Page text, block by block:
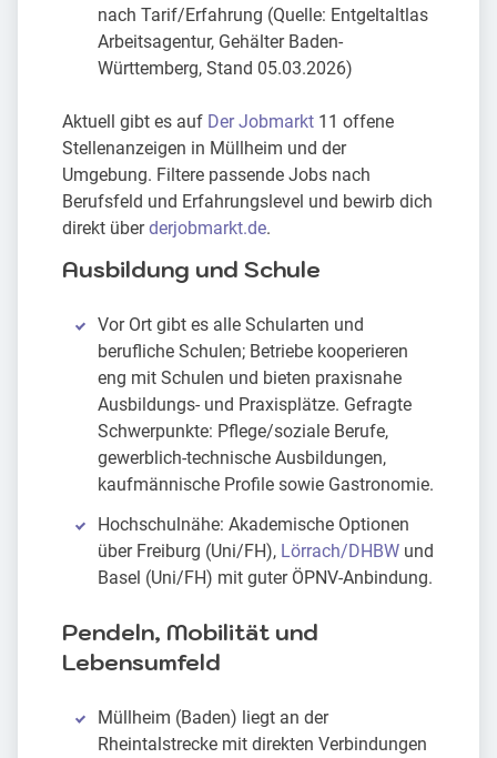
nach Tarif/Erfahrung (Quelle: Entgeltaltlas
Arbeitsagentur, Gehälter Baden-
Württemberg, Stand 05.03.2026)
Aktuell gibt es auf Der Jobmarkt 11 offene
Stellenanzeigen in Müllheim und der
Umgebung. Filtere passende Jobs nach
Berufsfeld und Erfahrungslevel und bewirb dich
direkt überderjobmarkt.de.
Ausbildung und Schule
Vor Ort gibt es alle Schularten und
berufliche Schulen; Betriebe kooperieren
eng mit Schulen und bieten praxisnahe
Ausbildungs- und Praxisplätze. Gefragte
Schwerpunkte: Pflege/soziale Berufe,
gewerblich-technische Ausbildungen,
kaufmännische Profile sowie Gastronomie.
Hochschulnähe: Akademische Optionen
über Freiburg (Uni/FH), Lörrach/DHBW und
Basel (Uni/FH) mit guter ÖPNV-Anbindung.
Pendeln, Mobilität und
Lebensumfeld
Müllheim (Baden) liegt an der
Rheintalstrecke mit direkten Verbindungen